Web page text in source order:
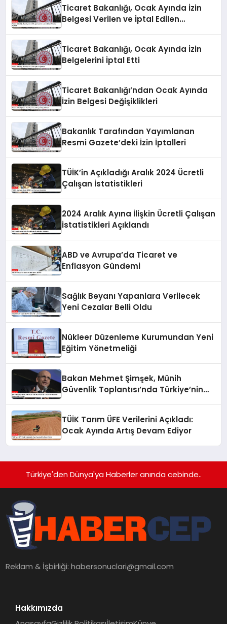
Ticaret Bakanlığı, Ocak Ayında İzin
Belgesi Verilen ve İptal Edilen
Ticaret Bakanlığı, Ocak Ayında İzin
Belgelerini İptal Etti
Ticaret Bakanlığı’ndan Ocak Ayında
İzin Belgesi Değişiklikleri
Bakanlık Tarafından Yayımlanan
Resmi Gazete’deki İzin İptalleri
TÜİK’in Açıkladığı Aralık 2024 Ücretli
Çalışan İstatistikleri
2024 Aralık Ayına İlişkin Ücretli Çalışan
İstatistikleri Açıklandı
ABD ve Avrupa’da Ticaret ve
Enflasyon Gündemi
Sağlık Beyanı Yapanlara Verilecek
Yeni Cezalar Belli Oldu
Nükleer Düzenleme Kurumundan Yeni
Eğitim Yönetmeliği
Bakan Mehmet Şimşek, Münih
Güvenlik Toplantısı’nda Türkiye’nin
TÜİK Tarım ÜFE Verilerini Açıkladı:
Ocak Ayında Artış Devam Ediyor
Türkiye'den Dünya'ya Haberler anında cebinde..
Reklam & İşbirliği:habersonuclari@gmail.com
Hakkımızda